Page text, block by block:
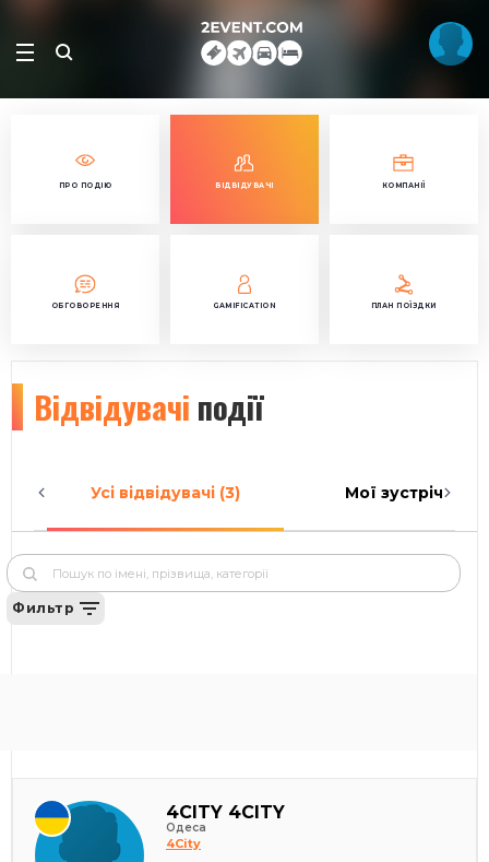
ПРО ПОДІЮ ВІДВІДУВАЧІ КОМПАНІЇ
ОБГОВОРЕННЯ GAMIFICATION ПЛАН ПОЇЗДКИ
Відвідувачі події
Усі відвідувачі (3) Мої зустрічі (0)
Фильтр
4CITY 4CITY
Одеса
4City